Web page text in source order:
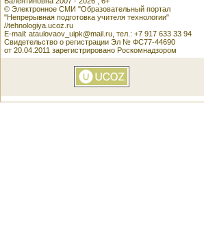
© Электронное СМИ "Образовательный портал
"Непрерывная подготовка учителя технологии"
//tehnologiya.ucoz.ru
E-mail: ataulovaov_uipk@mail.ru, тел.: +7 917 633 33 94
Свидетельство о регистрации Эл № ФС77-44690
от 20.04.2011 зарегистрировано Роскомнадзором